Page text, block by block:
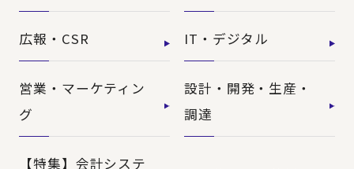
広報・CSR IT・デジタル
営業・マーケティン
グ
設計・開発・生産・
調達
【特集】会計システ